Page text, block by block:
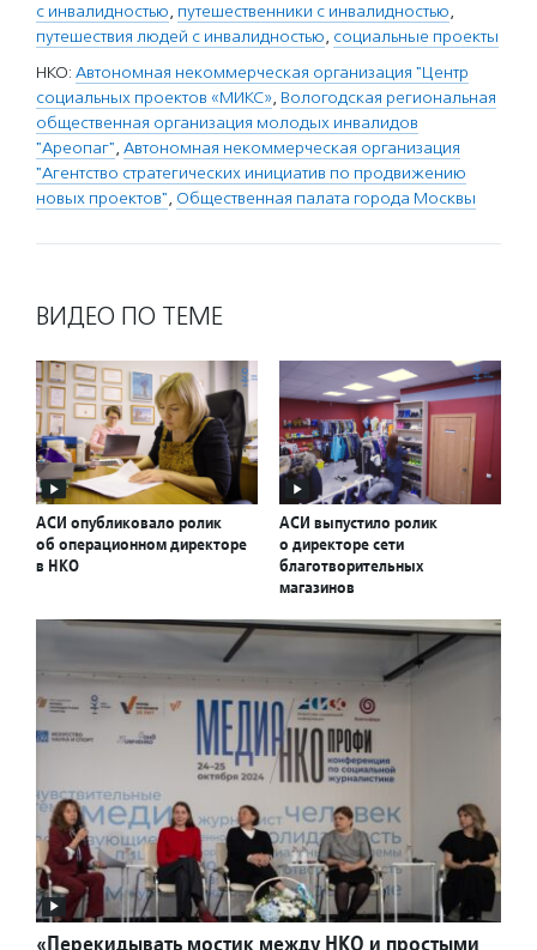
с инвалидностью, путешественники с инвалидностью,
путешествия людей с инвалидностью, социальные проекты
НКО: Автономная некоммерческая организация "Центр
социальных проектов «МИКС», Вологодская региональная
общественная организация молодых инвалидов
"Ареопаг", Автономная некоммерческая организация
"Агентство стратегических инициатив по продвижению
новых проектов", Общественная палата города Москвы
ВИДЕО ПО ТЕМЕ
АСИ опубликовало ролик
об операционном директоре
в НКО
АСИ выпустило ролик
о директоре сети
благотворительных
магазинов
«Перекидывать мостик между НКО и простыми